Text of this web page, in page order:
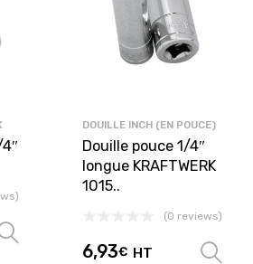
DOUILLE INCH (EN POUCE)
Douille pouce 1/4″
longue KRAFTWERK
1015..
(0 reviews)
6,93€ HT